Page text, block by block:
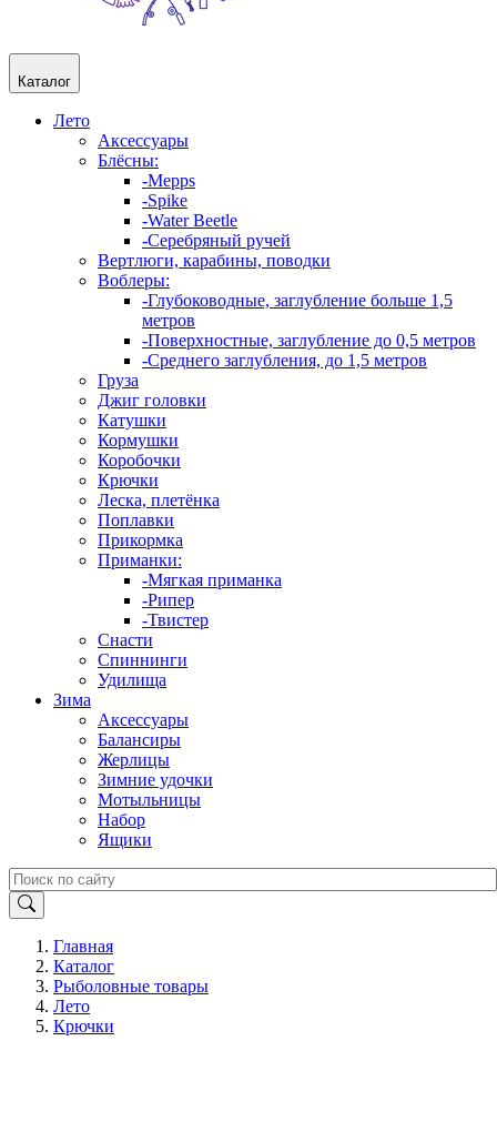
Каталог
Лето
Аксессуары
Блёсны:
-Mepps
-Spike
-Water Beetle
-Серебряный ручей
Вертлюги, карабины, поводки
Воблеры:
-Глубоководные, заглубление больше 1,5
метров
-Поверхностные, заглубление до 0,5 метров
-Среднего заглубления, до 1,5 метров
Груза
Джиг головки
Катушки
Кормушки
Коробочки
Крючки
Леска, плетёнка
Поплавки
Прикормка
Приманки:
-Мягкая приманка
-Рипер
-Твистер
Снасти
Спиннинги
Удилища
Зима
Аксессуары
Балансиры
Жерлицы
Зимние удочки
Мотыльницы
Набор
Ящики
Главная
Каталог
Рыболовные товары
Лето
Крючки